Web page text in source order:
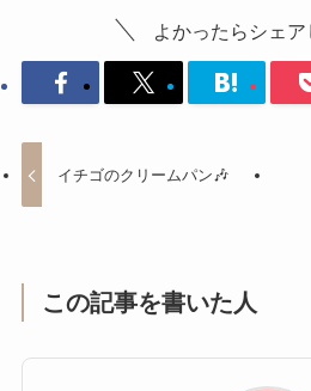
よかったらシェア
イチゴのクリームパン🎶
この記事を書いた人